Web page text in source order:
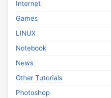
Internet
Games
LINUX
Notebook
News
Other Tutorials
Photoshop